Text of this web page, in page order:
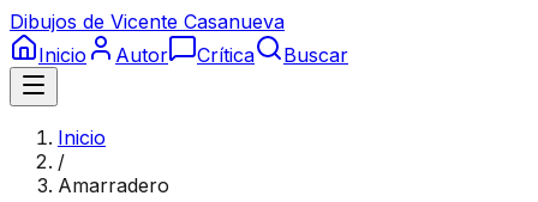
Dibujos de Vicente Casanueva
Inicio
Autor Crítica Buscar
Inicio
/
Amarradero